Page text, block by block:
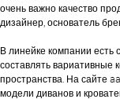
очень важно качество
дизайнер, основатель
В линейке компании
составлять вариативные
пространства. На сайте
модели диванов и